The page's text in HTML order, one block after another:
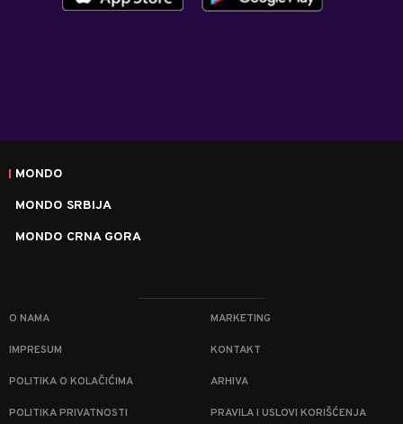
MONDO
MONDO SRBIJA
MONDO CRNA GORA
O NAMA MARKETING
IMPRESUM KONTAKT
POLITIKA O KOLAČIĆIMA ARHIVA
POLITIKA PRIVATNOSTI PRAVILA I USLOVI KORIŠĆENJA